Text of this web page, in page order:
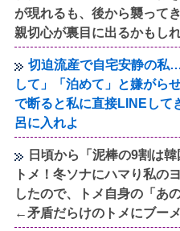
が現れるも、後から襲って
親切心が裏目に出るかもし
切迫流産で自宅安静の私
して」「泊めて」と嫌がら
で断ると私に直接LINEし
呂に入れよ
日頃から「泥棒の9割は
トメ！冬ソナにハマり私の
したので、トメ自身の「あ
←矛盾だらけのトメにブー